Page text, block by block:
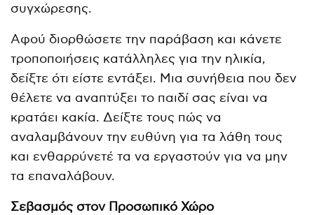
συγχώρεσης.
Αφού διορθώσετε την παράβαση και κάνετε
τροποποιήσεις κατάλληλες για την ηλικία,
δείξτε ότι είστε εντάξει. Μια συνήθεια που δεν
θέλετε να αναπτύξει το παιδί σας είναι να
κρατάει κακία. Δείξτε τους πώς να
αναλαμβάνουν την ευθύνη για τα λάθη τους
και ενθαρρύνετέ τα να εργαστούν για να μην
τα επαναλάβουν.
Σεβασμός στον Προσωπικό Χώρο